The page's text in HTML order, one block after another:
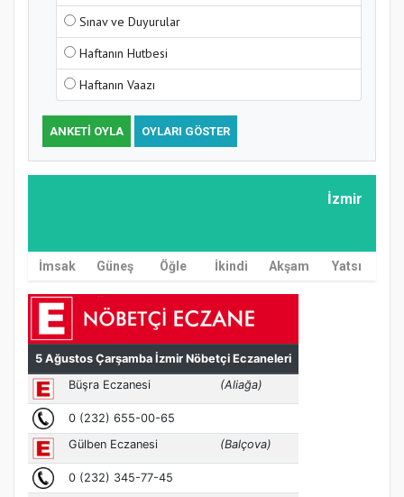
MÜFTÜ ABULSELAM ÖZDERE’YE ZİYARET
Sınav ve Duyurular
Haftanın Hutbesi
Haftanın Vaazı
ANKETI OYLA OYLARI GÖSTER
İzmir
İmsak Güneş Öğle İkindi Akşam Yatsı